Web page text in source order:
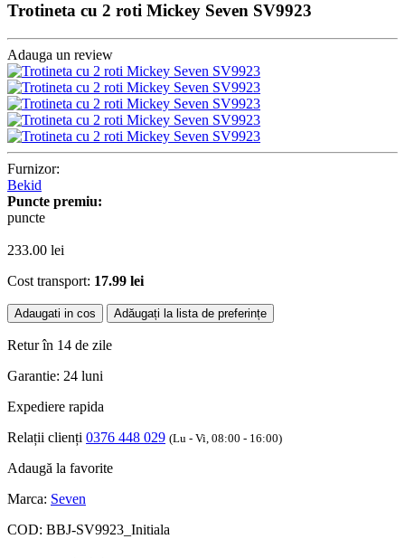
Trotineta cu 2 roti Mickey Seven SV9923
Adauga un review
Furnizor:
Bekid
Puncte premiu:
puncte
233.00 lei
Cost transport: 17.99 lei
Adaugati in cos Adăugați la lista de preferințe
Retur în 14 de zile
Garantie: 24 luni
Expediere rapida
Relații clienți 0376 448 029 (Lu - Vi, 08:00 - 16:00)
Adaugă la favorite
Marca: Seven
COD: BBJ-SV9923_Initiala